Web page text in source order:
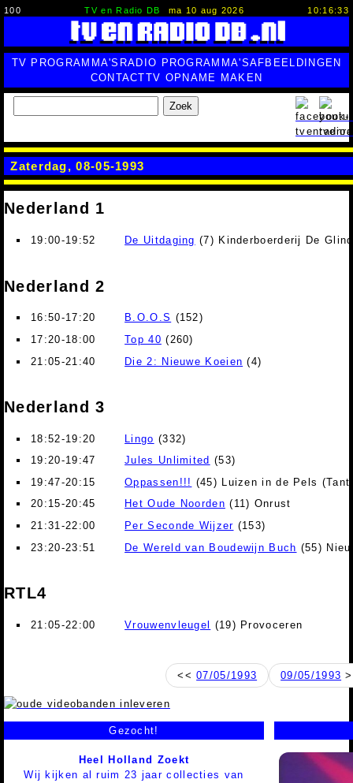
100 TV en Radio DB ma 10 aug 2026 10:16:33
TV PROGRAMMA'S RADIO PROGRAMMA'SAFBEELDINGEN
CONTACTTV OPNAME MAKEN
Zoek
Zaterdag, 08-05-1993
Nederland 1
19:00-19:52 De Uitdaging (7) Kinderboerderij De Glind
Nederland 2
16:50-17:20 B.O.O.S (152)
17:20-18:00
Top 40 (260)
21:05-21:40
Die 2: Nieuwe Koeien (4)
Nederland 3
18:52-19:20 Lingo (332)
19:20-19:47
Jules Unlimited (53)
19:47-20:15
Oppassen!!! (45) Luizen in de Pels
20:15-20:45
Het Oude Noorden (11) Onrust
21:31-22:00
Per Seconde Wijzer (153)
23:20-23:51
De Wereld van Boudewijn Buch (55)
RTL4
21:05-22:00 Vrouwenvleugel (19) Provoceren
<<07/05/1993 09/05/1993
Gezocht!
Heel Holland Zoekt
Wij kijken al ruim 23 jaar collecties van